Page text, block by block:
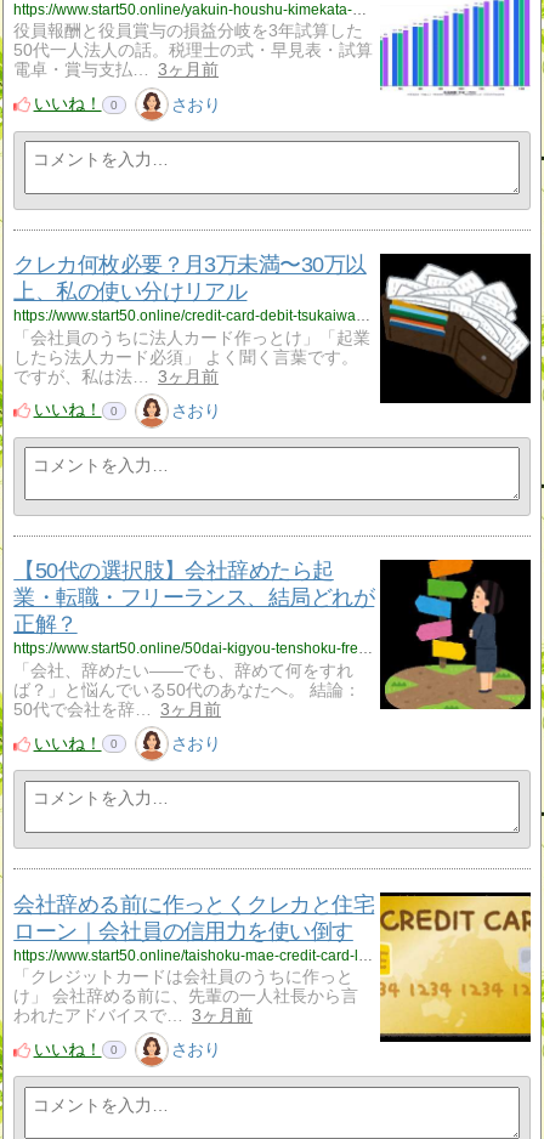
https://www.start50.online/yakuin-houshu-kimekata-50dai/
役員報酬と役員賞与の損益分岐を3年試算した
50代一人法人の話。税理士の式・早見表・試算
電卓・賞与支払…
3ヶ月前
いいね！
0 さおり
クレカ何枚必要？月3万未満〜30万以
上、私の使い分けリアル
https://www.start50.online/credit-card-debit-tsukaiwake-real/
「会社員のうちに法人カード作っとけ」「起業
したら法人カード必須」 よく聞く言葉です。
ですが、私は法…
3ヶ月前
いいね！
0 さおり
【50代の選択肢】会社辞めたら起
業・転職・フリーランス、結局どれが
正解？
https://www.start50.online/50dai-kigyou-tenshoku-freelance-hikaku/
「会社、辞めたい——でも、辞めて何をすれ
ば？」と悩んでいる50代のあなたへ。 結論：
50代で会社を辞…
3ヶ月前
いいね！
0 さおり
会社辞める前に作っとくクレカと住宅
ローン｜会社員の信用力を使い倒す
「クレジットカードは会社員のうちに作っと
け」 会社辞める前に、先輩の一人社長から言
われたアドバイスで…
3ヶ月前
いいね！
0 さおり